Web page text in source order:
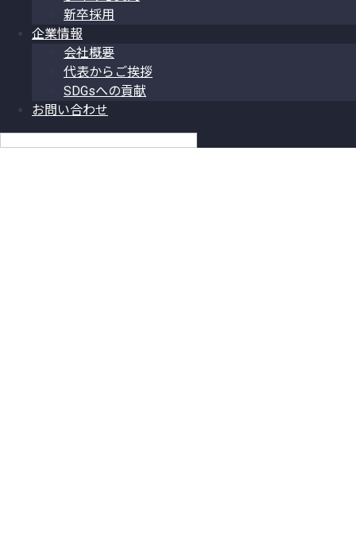
新卒採用
企業情報
会社概要
代表からご挨拶
SDGsへの貢献
お問い合わせ